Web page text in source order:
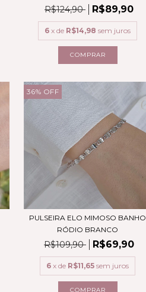
R$124,90 R$89,90
6 x de R$14,98 sem juros
36% OFF
PULSEIRA ELO MIMOSO BANHO
RÓDIO BRANCO
R$109,90 R$69,90
6 x de R$11,65 sem juros